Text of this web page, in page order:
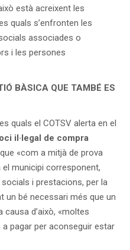
està acreixent les
quals s’enfronten les
associades o
i les persones
BÀSICA QUE TAMBÉ ES
quals el COTSV alerta en el
il·legal de compra
«com a mitjà de prova
el municipi corresponent,
i prestacions, per la
un bé necessari més que un
causa d’això, «moltes
pagar per aconseguir estar